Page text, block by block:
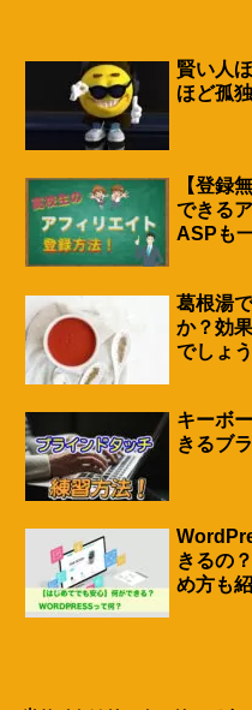
賢い人
ほど孤
【登録
できる
ASPも
葛根湯
か？効
でしょう
キーボ
きるブ
きるの
め方も